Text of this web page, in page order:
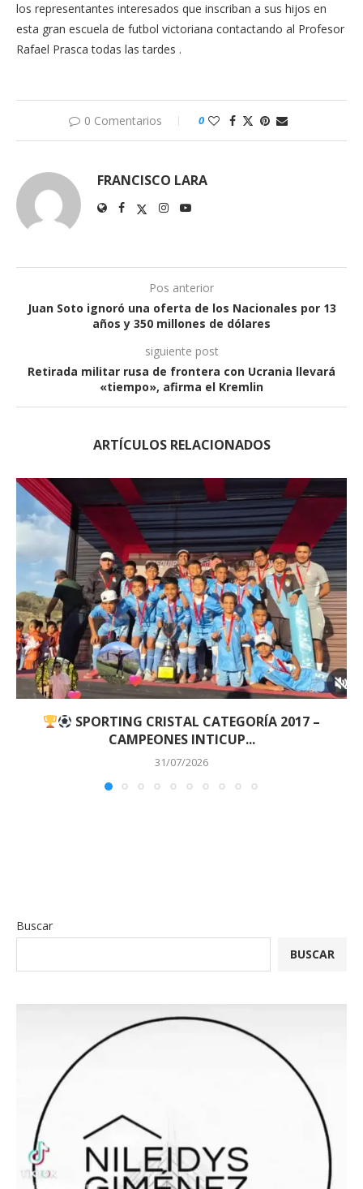
los representantes interesados que inscriban a sus hijos en
esta gran escuela de futbol victoriana contactando al Profesor
Rafael Prasca todas las tardes .
0 Comentarios 0
FRANCISCO LARA
Pos anterior
Juan Soto ignoró una oferta de los Nacionales por 13
años y 350 millones de dólares
siguiente post
Retirada militar rusa de frontera con Ucrania llevará
«tiempo», afirma el Kremlin
ARTÍCULOS RELACIONADOS
SPORTING CRISTAL CATEGORÍA 2017 –
CAMPEONES INTICUP...
31/07/2026
Buscar
BUSCAR